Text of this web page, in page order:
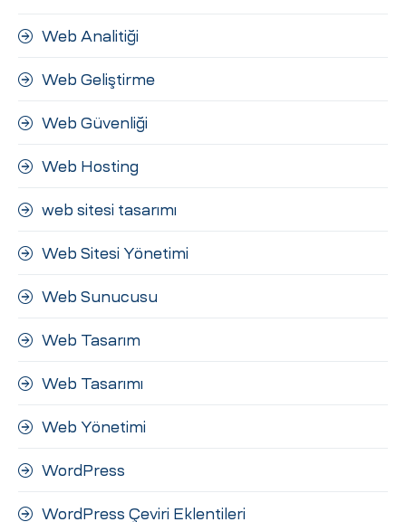
Web Analitiği
Web Geliştirme
Web Güvenliği
Web Hosting
web sitesi tasarımı
Web Sitesi Yönetimi
Web Sunucusu
Web Tasarım
Web Tasarımı
Web Yönetimi
WordPress
WordPress Çeviri Eklentileri